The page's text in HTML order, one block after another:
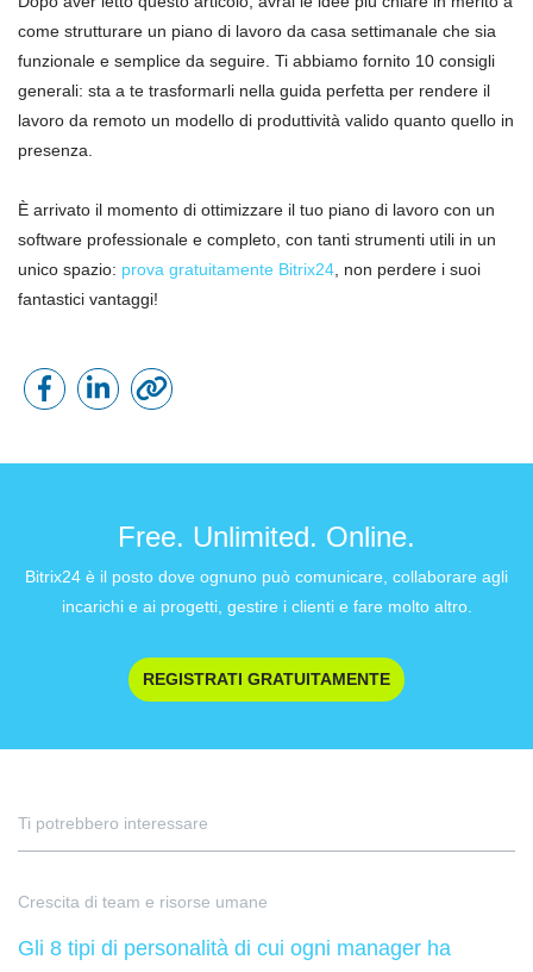
come strutturare un piano di lavoro da casa settimanale che sia
funzionale e semplice da seguire. Ti abbiamo fornito 10 consigli
generali: sta a te trasformarli nella guida perfetta per rendere il
lavoro da remoto un modello di produttività valido quanto quello in
presenza.
È arrivato il momento di ottimizzare il tuo piano di lavoro con un
software professionale e completo, con tanti strumenti utili in un
unico spazio: prova gratuitamente Bitrix24 , non perdere i suoi
fantastici vantaggi!
Free. Unlimited. Online.
Bitrix24 è il posto dove ognuno può comunicare, collaborare agli
incarichi e ai progetti, gestire i clienti e fare molto altro.
REGISTRATI GRATUITAMENTE
Ti potrebbero interessare
Crescita di team e risorse umane
Gli 8 tipi di personalità di cui ogni manager ha